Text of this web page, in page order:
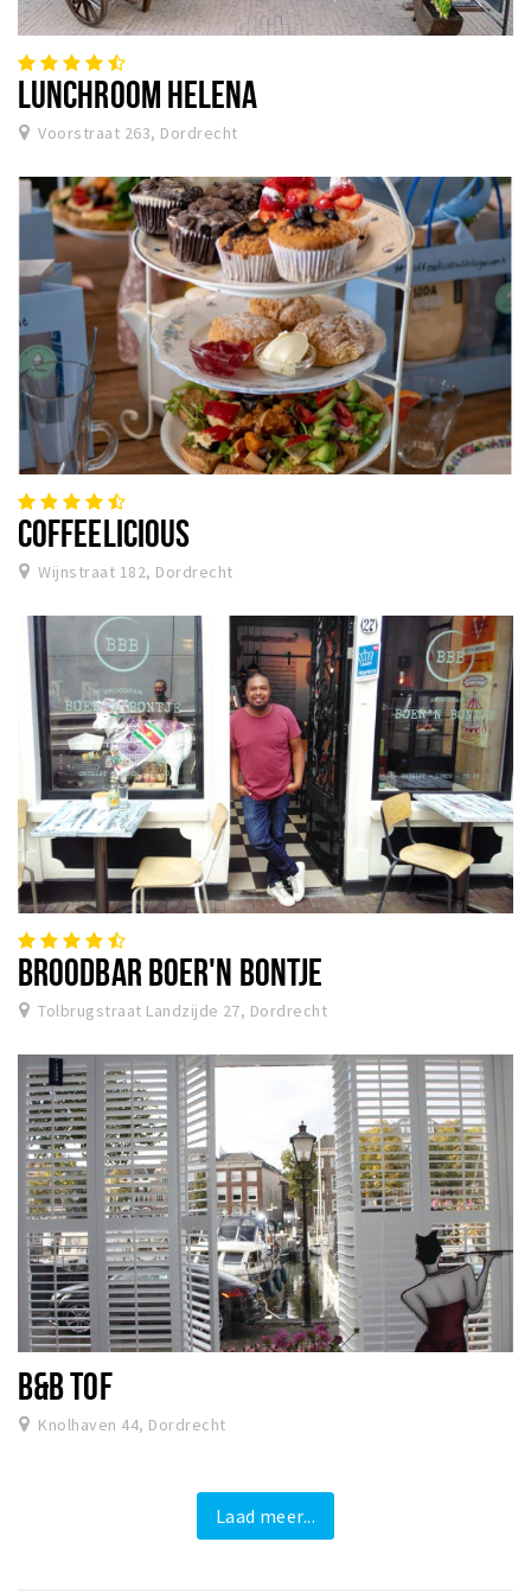
LUNCHROOM HELENA
Voorstraat 263, Dordrecht
COFFEELICIOUS
Wijnstraat 182, Dordrecht
BROODBAR BOER'N BONTJE
Tolbrugstraat Landzijde 27, Dordrecht
B&B TOF
Knolhaven 44, Dordrecht
Laad meer...